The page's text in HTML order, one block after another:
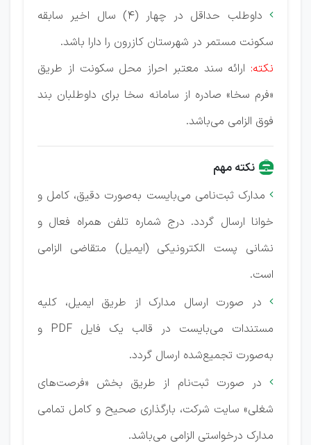

داوطلب حداقل در چهار (4) سال اخیر سابقه
سکونت مستمر در شهرستان کازرون را دارا باشد.
نکته: ارائه سند معتبر احراز محل سکونت از طریق
«فرم سخا» صادره از سامانه سخا برای داوطلبان بند
فوق الزامی می‌باشد.
نکته مهم
 مدارک ثبت‌نامی می‌بایست به‌صورت دقیق، کامل و
خوانا ارسال گردد. درج شماره تلفن همراه فعال و
نشانی پست الکترونیکی (ایمیل) متقاضی الزامی
است.

در صورت ارسال مدارک از طریق ایمیل، کلیه
مستندات می‌بایست در قالب یک فایل PDF و
به‌صورت تجمیع‌شده ارسال گردد.

در صورت ثبت‌نام از طریق بخش «فرصت‌های
شغلی» سایت شرکت، بارگذاری صحیح و کامل تمامی
مدارک درخواستی الزامی می‌باشد.